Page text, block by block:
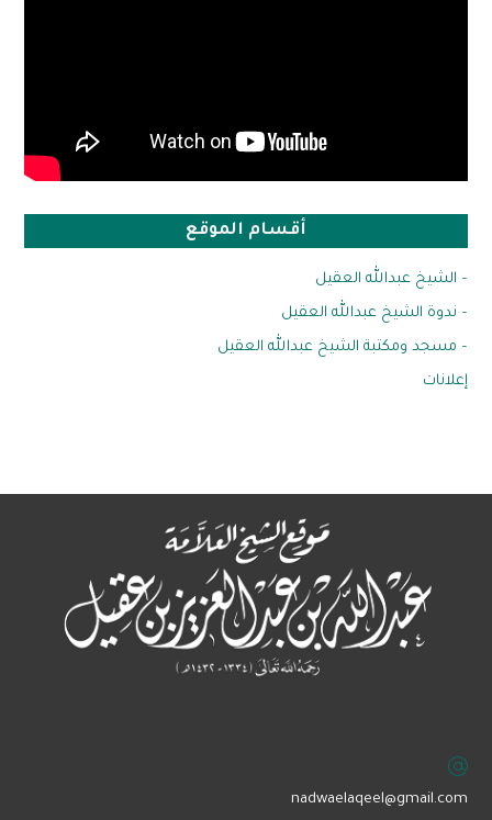
أقسام الموقع
– الشيخ عبدالله العقيل
– ندوة الشيخ عبدالله العقيل
– مسجد ومكتبة الشيخ عبدالله العقيل
إعلانات
‏nadwaelaqeel@gmail.com